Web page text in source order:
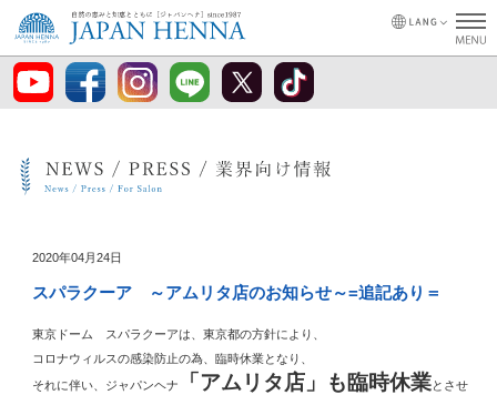
2020年04月24日
スパラクーア ～アムリタ店のお知らせ～=追記あり＝
東京ドーム スパラクーアは、東京都の方針により、
コロナウィルスの感染防止の為、臨時休業となり、
それに伴い、ジャパンヘナ
「アムリタ店」も臨時休業とさせ